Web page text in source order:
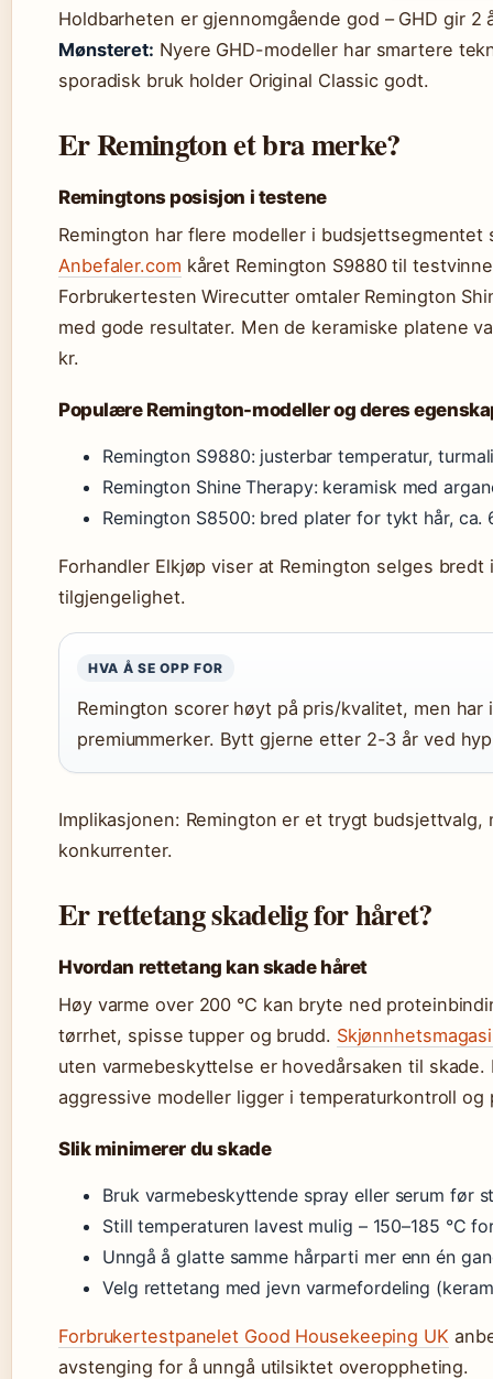
Holdbarheten er gjennomgående god – GHD gir 2
Mønsteret: Nyere GHD-modeller har smartere
sporadisk bruk holder Original Classic godt.
Er Remington et bra merke?
Remingtons posisjon i testene
Remington har flere modeller i
Anbefaler.com kåret Remington S9880 til
Forbrukertesten Wirecutter omtaler Remington
med gode resultater. Men de keramiske platene
kr.
Populære Remington-modeller og deres
Remington S9880: justerbar temperatur,
Remington Shine Therapy: keramisk med
Remington S8500: bred plater for tykt hår, ca.
Forhandler Elkjøp viser at Remington selges
tilgjengelighet.
HVA Å SE OPP FOR
Remington scorer høyt på pris/kvalitet, men har
premiummerker. Bytt gjerne etter 2-3 år ved
Implikasjonen: Remington er et trygt
konkurrenter.
Er rettetang skadelig for håret?
Hvordan rettetang kan skade håret
Høy varme over 200 °C kan bryte ned
tørrhet, spisse tupper og brudd.
uten varmebeskyttelse er hovedårsaken til
aggressive modeller ligger i temperaturkontroll og
Slik minimerer du skade
Bruk varmebeskyttende spray eller serum før
Still temperaturen lavest mulig – 150–185 °C
Unngå å glatte samme hårparti mer enn én
Velg rettetang med jevn varmefordeling
Forbrukertestpanelet Good Housekeeping UK
avstenging for å unngå utilsiktet overoppheting.